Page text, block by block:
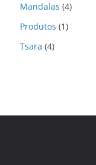
Mandalas (4)
Produtos (1)
Tsara (4)